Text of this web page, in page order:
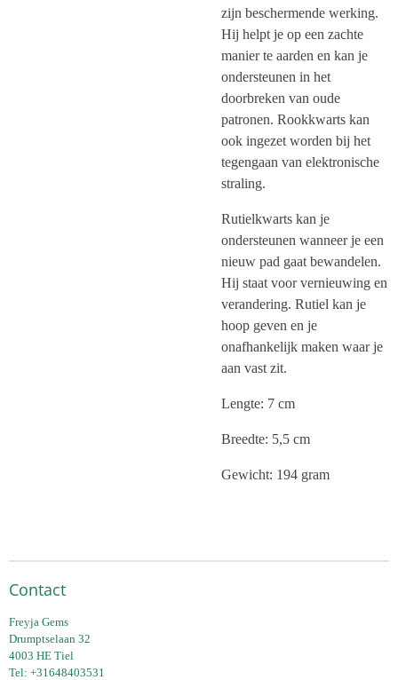
zijn beschermende werking.
Hij helpt je op een zachte
manier te aarden en kan je
ondersteunen in het
doorbreken van oude
patronen. Rookkwarts kan
ook ingezet worden bij het
tegengaan van elektronische
straling.
Rutielkwarts kan je
ondersteunen wanneer je een
nieuw pad gaat bewandelen.
Hij staat voor vernieuwing en
verandering. Rutiel kan je
hoop geven en je
onafhankelijk maken waar je
aan vast zit.
Lengte: 7 cm
Breedte: 5,5 cm
Gewicht: 194 gram
Contact
Freyja Gems
Drumptselaan 32
4003 HE Tiel
Tel: +31648403531